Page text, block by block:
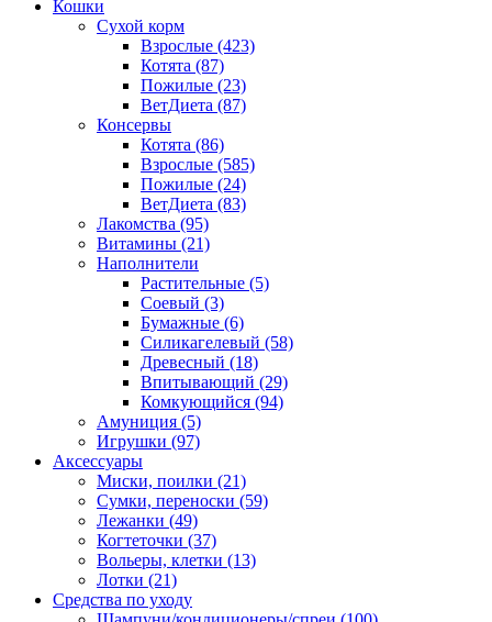
Кошки
Сухой корм
Взрослые (423)
Котята (87)
Пожилые (23)
ВетДиета (87)
Консервы
Котята (86)
Взрослые (585)
Пожилые (24)
ВетДиета (83)
Лакомства (95)
Витамины (21)
Наполнители
Растительные (5)
Соевый (3)
Бумажные (6)
Силикагелевый (58)
Древесный (18)
Впитывающий (29)
Комкующийся (94)
Амуниция (5)
Игрушки (97)
Аксессуары
Миски, поилки (21)
Сумки, переноски (59)
Лежанки (49)
Когтеточки (37)
Вольеры, клетки (13)
Лотки (21)
Средства по уходу